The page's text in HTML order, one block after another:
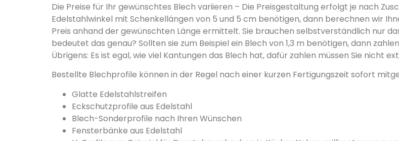
Die Preise für Ihr gewünschtes Blech variieren – Die Preisgestaltung erfolgt je nach
Edelstahlwinkel mit Schenkellängen von 5 und 5 cm benötigen, dann berechnen wir
Preis anhand der gewünschten Länge ermittelt. Sie brauchen selbstverständlich nur
bedeutet das genau? Sollten sie zum Beispiel ein Blech von 1,3 m benötigen, dann
Übrigens: Es ist egal, wie viel Kantungen das Blech hat, dafür zahlen müssen Sie nicht
Bestellte Blechprofile können in der Regel nach einer kurzen Fertigungszeit sofort
Glatte Edelstahlstreifen
Eckschutzprofile aus Edelstahl
Blech-Sonderprofile nach Ihren Wünschen
Fensterbänke aus Edelstahl